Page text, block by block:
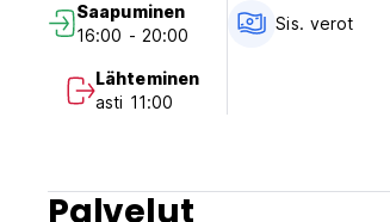
Niille, jotka haluavat tutustua
auttaaksemme sinua löytämään
Yhteenvetona voidaan todeta, että
historiallista charmia, yksilöllistä
Cases Altes de Posadan säännöt ja ehdot:
Saapuminen
16:00 - 20:00
Lähteminen
asti 11:00
Sis. verot
Palvelut